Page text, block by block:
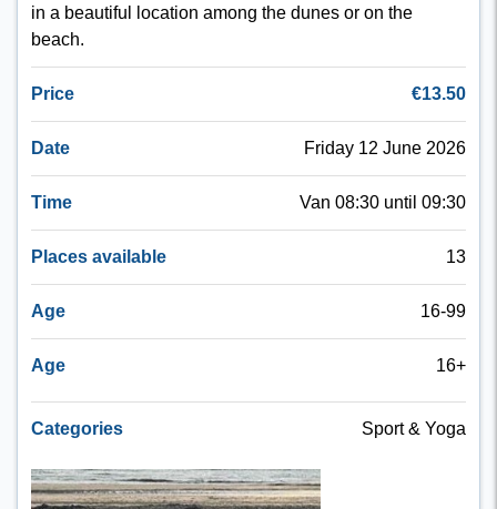
in a beautiful location among the dunes or on the
beach.
Price €13.50
Date Friday 12 June 2026
Time Van 08:30 until 09:30
Places available 13
Age 16-99
Age 16+
Categories Sport & Yoga